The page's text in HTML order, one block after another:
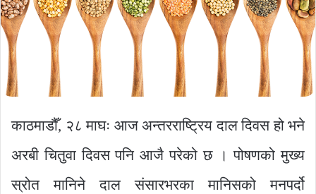
काठमाडौँ, २८ माघः आज अन्तरराष्ट्रिय दाल दिवस हो भने
अरबी चितुवा दिवस पनि आजै परेको छ । पोषणको मुख्य
स्रोत मानिने दाल संसारभरका मानिसको मनपर्दो